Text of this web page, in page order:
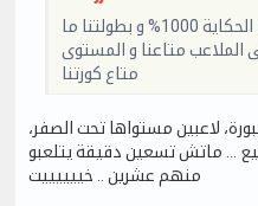
بالله الجامعة خاسرة فيها الحكاية 1000% و بطولتنا ما
على الملاعب متاعنا و المستوى
متاع كورتنا
لاعبين مستواها تحت الصفر،
... ماتش تسعين دقيقة يتلعبو
منهم عشرين .. خييييييت